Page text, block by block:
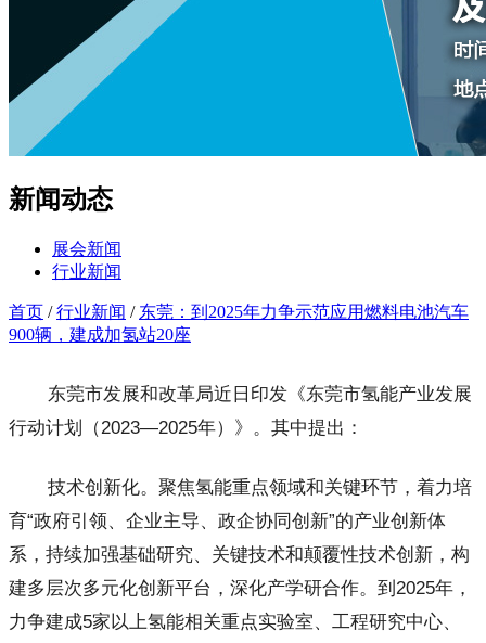
新闻动态
展会新闻
行业新闻
首页 /行业新闻 / 东莞：到2025年力争示范应用燃料电池汽车
900辆，建成加氢站20座
东莞市发展和改革局近日印发《东莞市氢能产业发展
行动计划（2023—2025年）》。其中提出：
技术创新化。聚焦氢能重点领域和关键环节，着力培
育“政府引领、企业主导、政企协同创新”的产业创新体
系，持续加强基础研究、关键技术和颠覆性技术创新，构
建多层次多元化创新平台，深化产学研合作。到2025年，
力争建成5家以上氢能相关重点实验室、工程研究中心、